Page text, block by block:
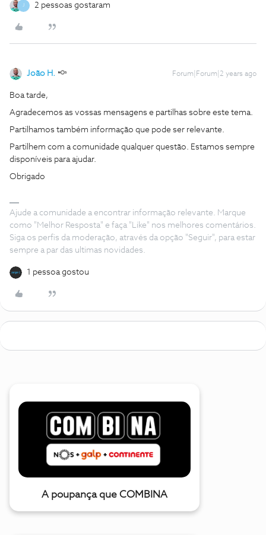
J 2 pessoas gostaram
João H. Forum|Forum|2 years ago
Boa tarde,
Agradecemos as vossas mensagens e partilhas sobre este tema.
Partilhamos também informação que pode ser relevante.
Partilhem com a comunidade qualquer questão. Estamos sempre
disponíveis para ajudar.
Obrigado
Ajude a comunidade a encontrar informação relevante. Marque
como "Melhor Resposta" e faça "Like" nos melhores comentários.
Siga os perfis da moderação, através da opção "Seguir", para estar
sempre a par das ultimas novidades.
1 pessoa gostou
A poupança que COMBINA